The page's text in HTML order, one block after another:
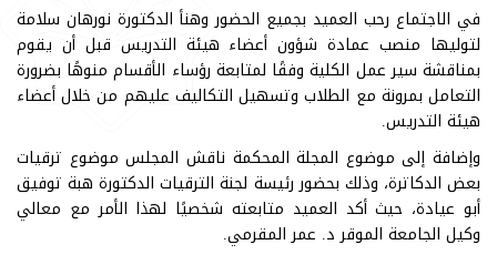
في الاجتماع رحب العميد بجميع الحضور وهنأ الدكتورة نورهان سلامة
لتوليها منصب عمادة شؤون أعضاء هيئة التدريس قبل أن يقوم
بمناقشة سير عمل الكلية وفقًا لمتابعة رؤساء الأقسام منوهًا بضرورة
التعامل بمرونة مع الطلاب وتسهيل التكاليف عليهم من خلال أعضاء
هيئة التدريس.
وإضافة إلى موضوع المجلة المحكمة ناقش المجلس موضوع ترقيات
بعض الدكاترة، وذلك بحضور رئيسة لجنة الترقيات الدكتورة هبة توفيق
أبو عيادة، حيث أكد العميد متابعته شخصيًا لهذا الأمر مع معالي
وكيل الجامعة الموقر د. عمر المقرمي.